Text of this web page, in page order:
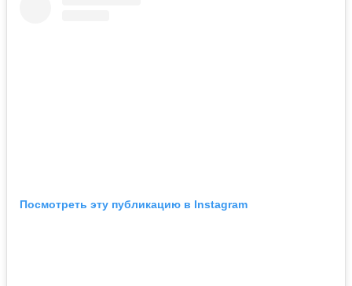
Посмотреть эту публикацию в Instagram